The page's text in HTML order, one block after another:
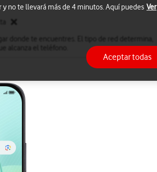
no te llevará más de 4 minutos. Aquí puedes Ver
Aceptar todas